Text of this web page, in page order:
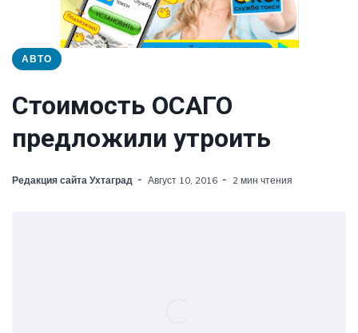
АВТО
Стоимость ОСАГО
предложили утроить
Редакция сайта Ухтаград Август 10, 2016 2 мин чтения